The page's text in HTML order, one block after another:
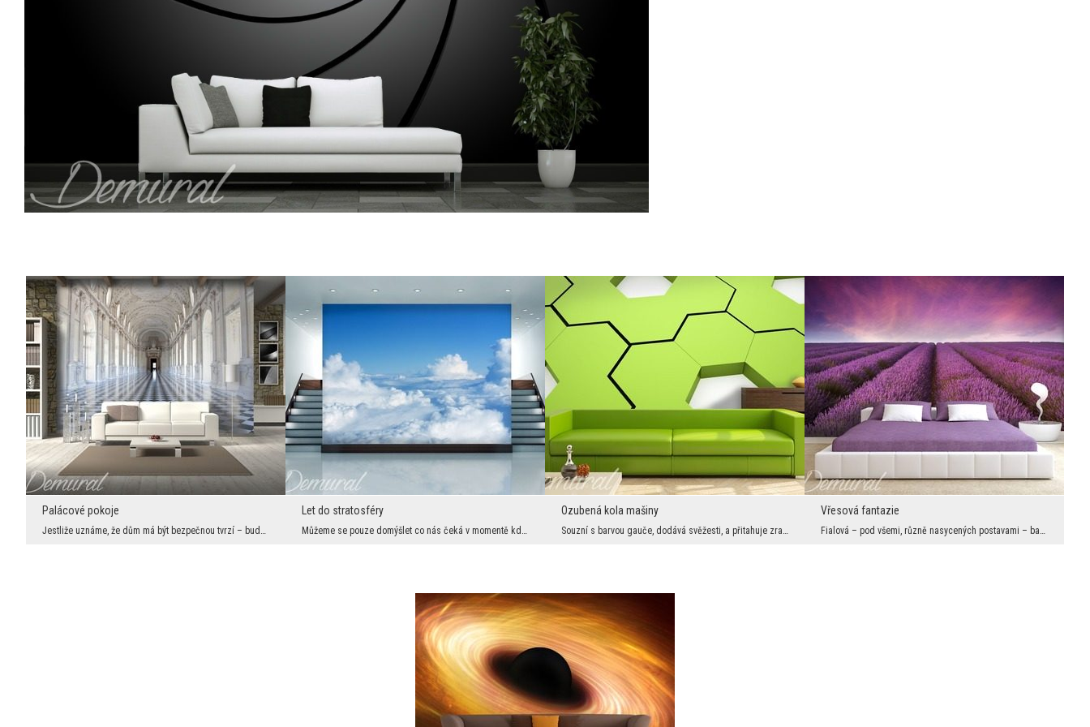
Palácové pokoje
Jestliže uznáme, že dům má být bezpečnou tvrzí – bude dobře jestli takovou věž zušlechtíme a dodá...
Let do stratosféry
Můžeme se pouze domýšlet co nás čeká v momentě kdy dojdeme na sám vrcholek schodů. Než to však na...
Ozubená kola mašiny
Souzní s barvou gauče, dodává svěžesti, a přitahuje zrak. Díky ní obývací pokoj dostává charakter...
Vřesová fantazie
Fialová – pod všemi, různě nasycených postavami – barva spojená se snílky, umělci a výtvarníky. V...